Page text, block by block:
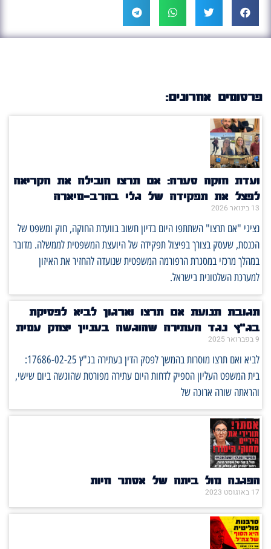
פרסומים אחרונים:
ועדת חוקה סערה: אם תרצו הובילה את הקריאה
לפצל את תפקידה של גלי בהרב־מיארה
13 בינואר 2026
נציגי "אם תרצו" השתתפו היום בדיון חשוב בוועדת החוקה, חוק ומשפט של
הכנסת, שעסק בצורך בפיצול תפקידה של היועצת המשפטית לממשלה. מדובר
במהלך מרכזי במסגרת הרפורמה המשפטית שנועדה להחזיר את האיזון
למערכת השלטונית בישראל.
תגובת תנועת אם תרצו וארגון לביא לפסיקת
בג"ץ נגד העתירה שהוגשה בעניין יצחק עמית
9 בפברואר 2025
לביא ואם תרצו מוסרות בהמשך לפסק הדין בעתירה בג"ץ 17686-02-25:
בית המשפט העליון הספיק לדחות היום עתירה מפורטת שהוגשה ביום שישי,
והראתה שורה ארוכה של
הפגנה מול ביתה של אסתר חיות
17 באוגוסט 2023